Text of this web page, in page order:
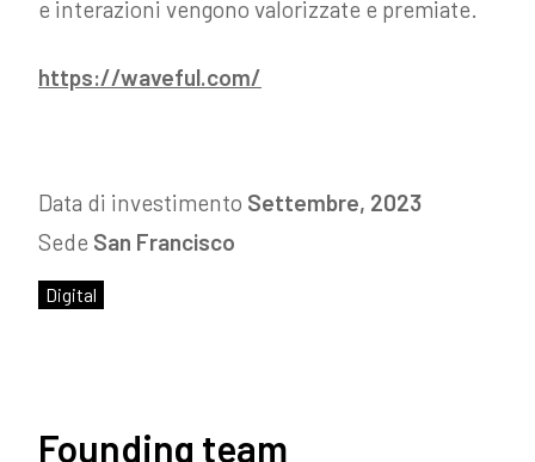
e interazioni vengono valorizzate e premiate.
https://waveful.com/
Data di investimento Settembre, 2023
Sede San Francisco
Digital
Founding team